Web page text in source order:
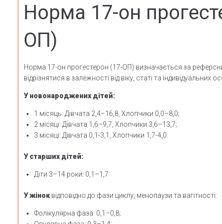
Норма 17-он
ОП)
Норма 17-он прогестерон (17-ОП) визначається за
відрізнятися в залежності від віку, статі та індивідуальних
У новонароджених дітей:
1 місяць: Дівчата 2,4–16,8, Хлопчики 0,0–8,0;
2 місяці: Дівчата 1,6–9,7, Хлопчики 3,6–13,7;
3 місяці: Дівчата 0,1-3,1, Хлопчики 1,7-4,0.
У старших дітей:
Діти 3–14 роки: 0,1–1,7
У жінок відповідно до фази циклу, менопаузи та вагітності:
Фолікулярна фаза: 0,1–0,8;